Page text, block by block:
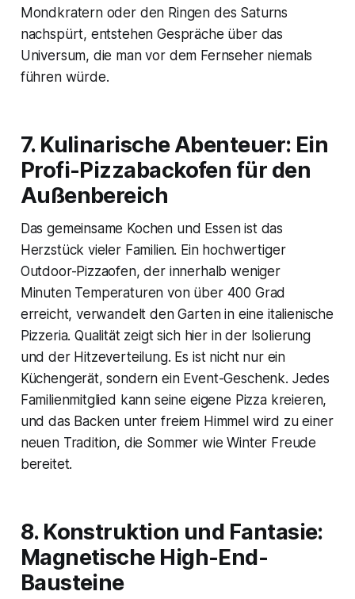
Mondkratern oder den Ringen des Saturns
nachspürt, entstehen Gespräche über das
Universum, die man vor dem Fernseher niemals
führen würde.
7. Kulinarische Abenteuer: Ein
Profi-Pizzabackofen für den
Außenbereich
Das gemeinsame Kochen und Essen ist das
Herzstück vieler Familien. Ein hochwertiger
Outdoor-Pizzaofen, der innerhalb weniger
Minuten Temperaturen von über 400 Grad
erreicht, verwandelt den Garten in eine italienische
Pizzeria. Qualität zeigt sich hier in der Isolierung
und der Hitzeverteilung. Es ist nicht nur ein
Küchengerät, sondern ein Event-Geschenk. Jedes
Familienmitglied kann seine eigene Pizza kreieren,
und das Backen unter freiem Himmel wird zu einer
neuen Tradition, die Sommer wie Winter Freude
bereitet.
8. Konstruktion und Fantasie:
Magnetische High-End-
Bausteine